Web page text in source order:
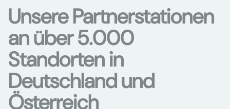
Unsere Partnerstationen
an über 5.000
Standorten in
Deutschland und
Österreich